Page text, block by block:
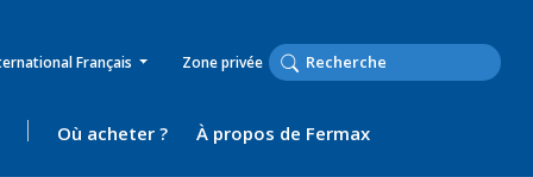
Français Zone privée
Où acheter ? À propos de Fermax